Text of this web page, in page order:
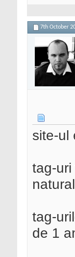
7th October
site-ul
tag-
tag-
de 1